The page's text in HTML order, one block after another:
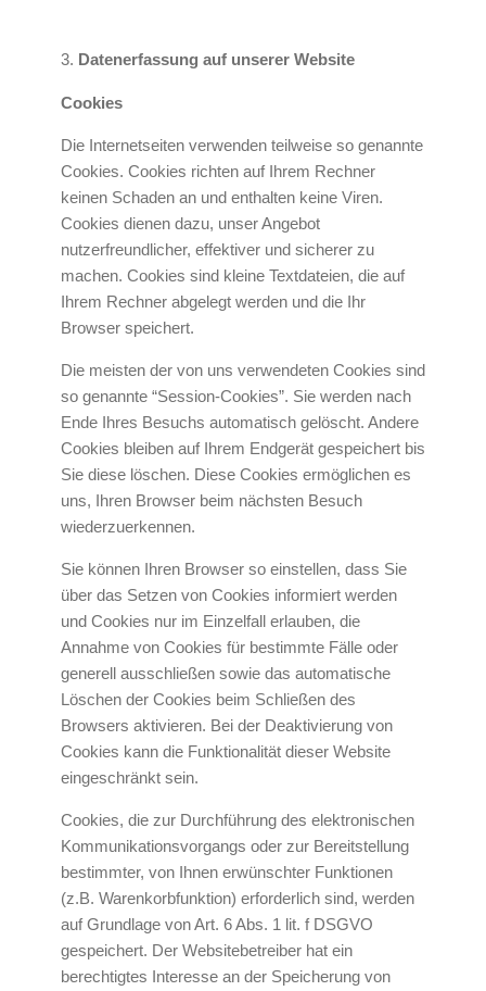
Datenerfassung auf unserer Website
Cookies
Die Internetseiten verwenden teilweise so genannte
Cookies. Cookies richten auf Ihrem Rechner
keinen Schaden an und enthalten keine Viren.
Cookies dienen dazu, unser Angebot
nutzerfreundlicher, effektiver und sicherer zu
machen. Cookies sind kleine Textdateien, die auf
Ihrem Rechner abgelegt werden und die Ihr
Browser speichert.
Die meisten der von uns verwendeten Cookies sind
so genannte “Session-Cookies”. Sie werden nach
Ende Ihres Besuchs automatisch gelöscht. Andere
Cookies bleiben auf Ihrem Endgerät gespeichert bis
Sie diese löschen. Diese Cookies ermöglichen es
uns, Ihren Browser beim nächsten Besuch
wiederzuerkennen.
Sie können Ihren Browser so einstellen, dass Sie
über das Setzen von Cookies informiert werden
und Cookies nur im Einzelfall erlauben, die
Annahme von Cookies für bestimmte Fälle oder
generell ausschließen sowie das automatische
Löschen der Cookies beim Schließen des
Browsers aktivieren. Bei der Deaktivierung von
Cookies kann die Funktionalität dieser Website
eingeschränkt sein.
Cookies, die zur Durchführung des elektronischen
Kommunikationsvorgangs oder zur Bereitstellung
bestimmter, von Ihnen erwünschter Funktionen
(z.B. Warenkorbfunktion) erforderlich sind, werden
auf Grundlage von Art. 6 Abs. 1 lit. f DSGVO
gespeichert. Der Websitebetreiber hat ein
berechtigtes Interesse an der Speicherung von